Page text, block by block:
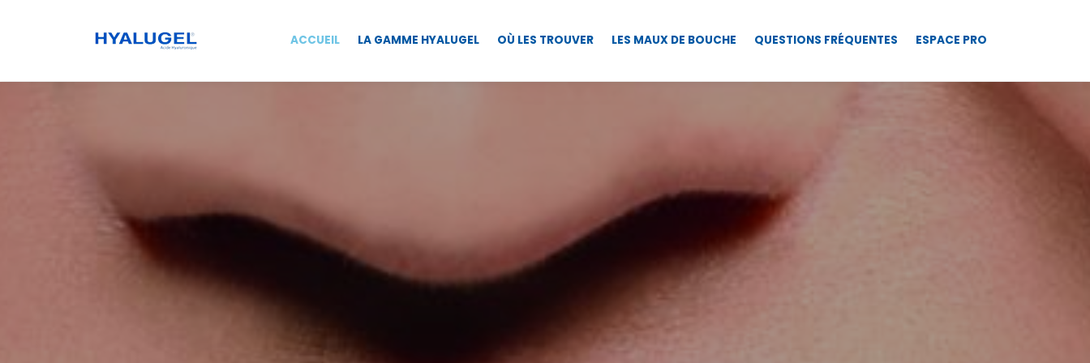
ACCUEIL LA GAMME HYALUGEL OÙ LES TROUVER LES MAUX DE BOUCHE QUESTIONS FRÉQUENTES ESPACE PRO